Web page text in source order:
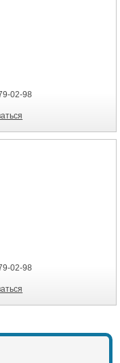
02-98
02-98